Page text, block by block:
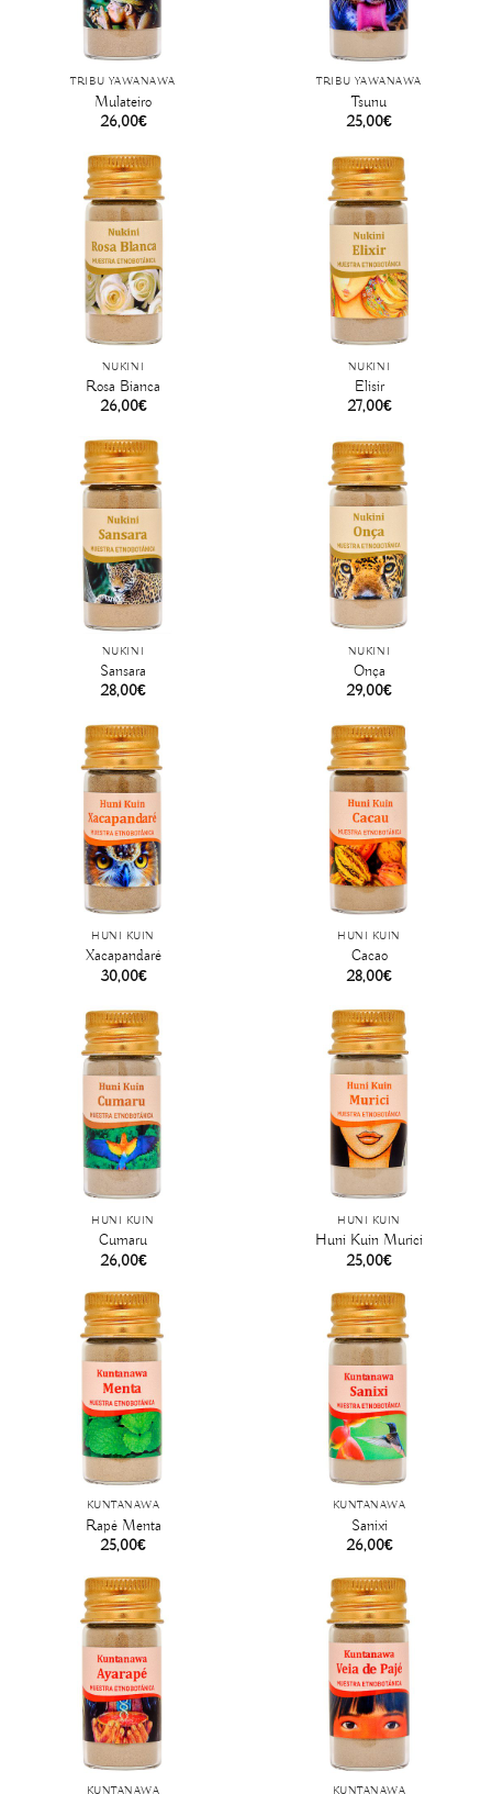
TRIBÙ YAWANAWA
Mulateiro
26,00€
TRIBÙ YAWANAWA
Tsunu
25,00€
NUKINI
Rosa Bianca
26,00€
NUKINI
Elisir
27,00€
NUKINI
Sansara
28,00€
NUKINI
Onça
29,00€
HUNI KUIN
Xacapandaré
30,00€
HUNI KUIN
Cacao
28,00€
HUNI KUIN
Cumaru
26,00€
HUNI KUIN
Huni Kuin Murici
25,00€
KUNTANAWA
Rapé Menta
25,00€
KUNTANAWA
Sanixi
26,00€
KUNTANAWA KUNTANAWA